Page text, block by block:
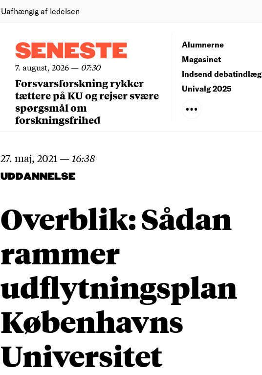
Uafhængig af ledelsen
SENESTE
7. august, 2026— 07:30
Forsvarsforskning rykker
tættere på KU og rejser svære
spørgsmål om
forskningsfrihed
Alumnerne
Magasinet
Indsend debatindlæg
Univalg 2025
27. maj, 2021 — 16:38
UDDANNELSE
Overblik: Sådan
rammer
udflytningsplan
Københavns
Universitet